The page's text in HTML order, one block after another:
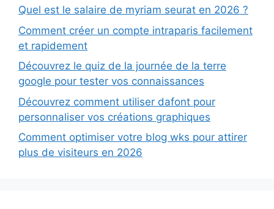
Quel est le salaire de myriam seurat en 2026 ?
Comment créer un compte intraparis facilement
et rapidement
Découvrez le quiz de la journée de la terre
google pour tester vos connaissances
Découvrez comment utiliser dafont pour
personnaliser vos créations graphiques
Comment optimiser votre blog wks pour attirer
plus de visiteurs en 2026